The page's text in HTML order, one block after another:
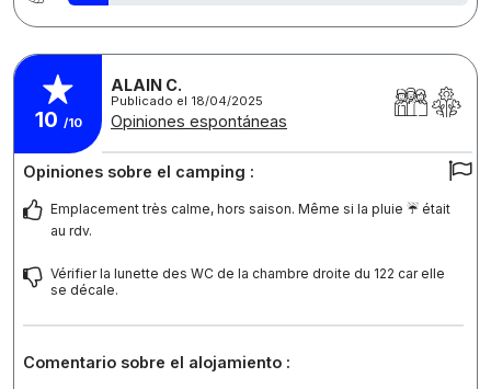
10 /10
ALAIN C.
Publicado el 18/04/2025
Opiniones espontáneas
Opiniones sobre el camping :
Emplacement très calme, hors saison. Même si la pluie ☔️ était
au rdv.
Vérifier la lunette des WC de la chambre droite du 122 car elle
se décale.
Comentario sobre el alojamiento :